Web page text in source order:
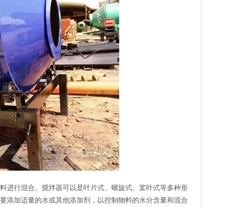
进行混合。搅拌器可以是叶片式、螺旋式、桨叶式等多种形
添加适量的水或其他添加剂，以控制物料的水分含量和混合